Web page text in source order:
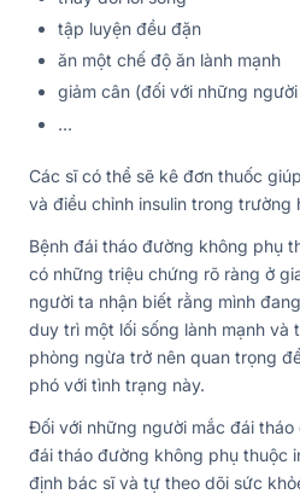
tập luyện đều đặn
ăn một chế độ ăn lành mạnh
giảm cân (đối với những
…
Các sĩ có thể sẽ kê đơn thuốc
và điều chỉnh insulin trong trường
Bệnh đái tháo đường không phụ
có những triệu chứng rõ ràng ở
người ta nhận biết rằng mình
duy trì một lối sống lành mạnh và
phòng ngừa trở nên quan trọng
phó với tình trạng này.
Đối với những người mắc đái
đái tháo đường không phụ thuộc
định bác sĩ và tự theo dõi sức